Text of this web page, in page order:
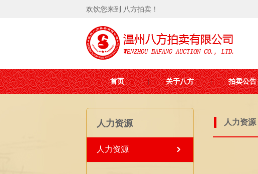
欢饮您来到 八方拍卖！
首页 关于八方 拍卖公告
人力资源
人力资源
人力资源